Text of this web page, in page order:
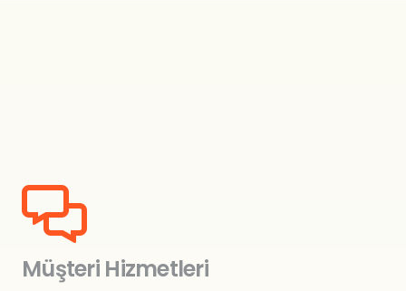
Müşteri Hizmetleri